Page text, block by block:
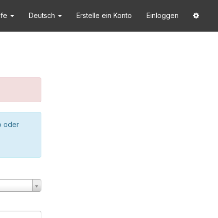
Deutsch Erstelle ein Konto Einloggen
oder